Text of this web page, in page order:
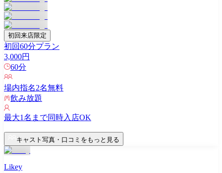
初回来店限定
初回60分プラン
3,000円
60分
場内指名2名無料
飲み放題
最大1名まで同時入店OK
キャスト写真・口コミをもっと見る
Likey